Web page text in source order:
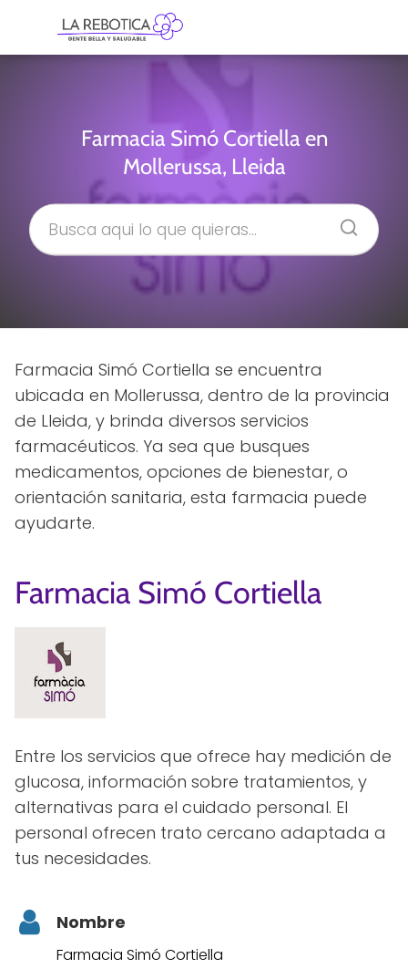
Farmacia Simó Cortiella en
Mollerussa, Lleida
Farmacia Simó Cortiella se encuentra
ubicada en Mollerussa, dentro de la provincia
de Lleida, y brinda diversos servicios
farmacéuticos. Ya sea que busques
medicamentos, opciones de bienestar, o
orientación sanitaria, esta farmacia puede
ayudarte.
Farmacia Simó Cortiella
Entre los servicios que ofrece hay medición de
glucosa, información sobre tratamientos, y
alternativas para el cuidado personal. El
personal ofrecen trato cercano adaptada a
tus necesidades.
Nombre
Farmacia Simó Cortiella